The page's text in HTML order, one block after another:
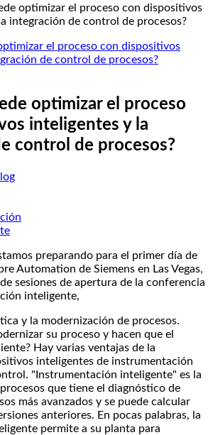
optimizar el proceso con dispositivos
integración de control de procesos?
optimizar el proceso
inteligentes y la
control de procesos?
preparando para el primer día de
Automation de Siemens en Las Vegas,
sesiones de apertura de la conferencia
inteligente,
y la modernización de procesos.
su proceso y hacen que el
Hay varias ventajas de la
inteligentes de instrumentación
"Instrumentación inteligente" es la
que tiene el diagnóstico de
más avanzados y se puede calcular
anteriores. En pocas palabras, la
permite a su planta para